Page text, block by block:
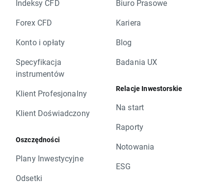
Indeksy CFD
Forex CFD
Konto i opłaty
Specyfikacja
instrumentów
Klient Profesjonalny
Klient Doświadczony
Oszczędności
Plany Inwestycyjne
Odsetki
Biuro Prasowe
Kariera
Blog
Badania UX
Relacje Inwestorskie
Na start
Raporty
Notowania
ESG